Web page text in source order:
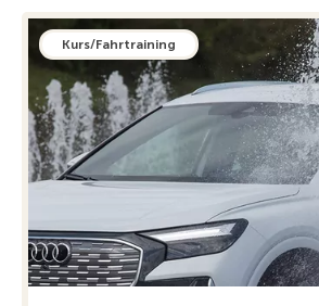
Kurs/Fahrtraining